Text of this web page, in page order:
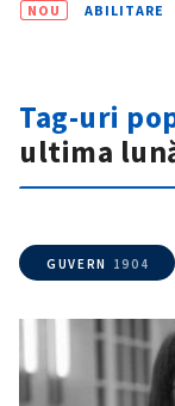
NOU ABILITARE
Tag-uri
ultima
GUVERN 1904